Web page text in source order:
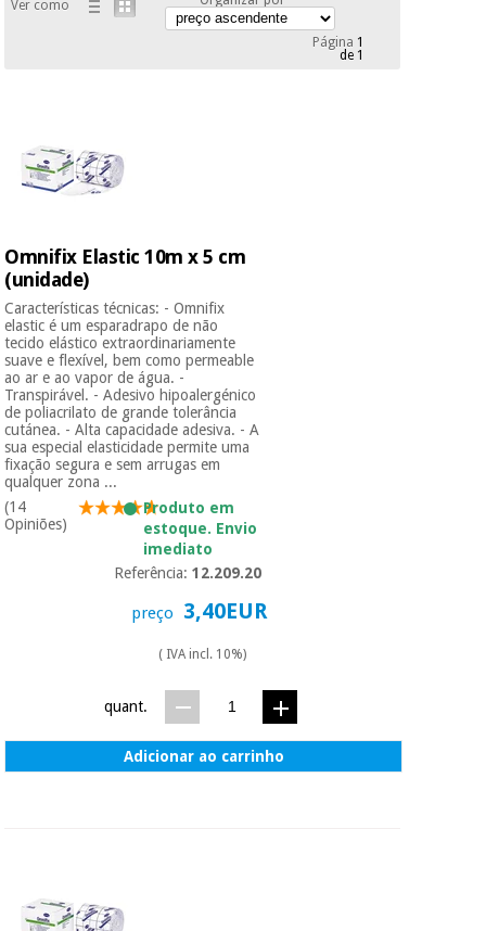
Novidades
Outlet
Fisaude
Tech
Academy
Fisaude
Aluguer
clínico
Material de
proteção
essencial
para
coronavirus
Aerobic,
fitness
e
pilates
Desportos
Ofertas
Outlet
Fisaude
Tech
Academy
Fisaude
Aluguer
Medicina
tradicional
chinesa
Mobiliário
clínico
Gabinetes
terapêuticos
Material de
proteção
essencial
para
coronavirus
e jogos
Veterinária
Ver como
Página 1
de 1
Omnifix Elastic 10m x 5 cm
(unidade)
Características técnicas: - Omnifix
elastic é um esparadrapo de não
tecido elástico extraordinariamente
suave e flexível, bem como permeable
ao ar e ao vapor de água. -
Transpirável. - Adesivo hipoalergénico
de poliacrilato de grande tolerância
cutánea. - Alta capacidade adesiva. - A
sua especial elasticidade permite uma
fixação segura e sem arrugas em
qualquer zona ...
(14
Opiniões)
Produto em
estoque. Envio
imediato
Referência:12.209.20
preço 3,40EUR
( IVA incl. 10%)
quant.
Adicionar ao carrinho